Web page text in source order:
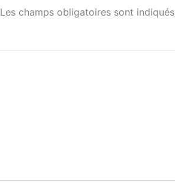
Les champs obligatoires sont indiqués